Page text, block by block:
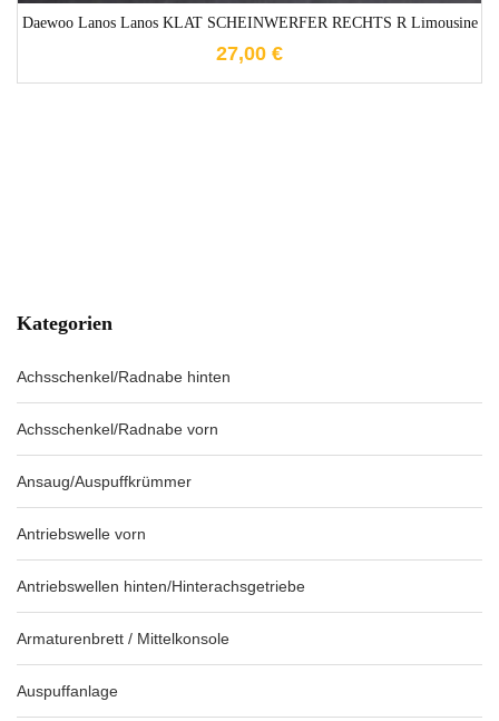
Kategorien
Achsschenkel/Radnabe hinten
Achsschenkel/Radnabe vorn
Ansaug/Auspuffkrümmer
Antriebswelle vorn
Antriebswellen hinten/Hinterachsgetriebe
Armaturenbrett / Mittelkonsole
Auspuffanlage
Daewoo Lanos Lanos KLAT SCHEINWERFER RECHTS R Limousine
27,00 €